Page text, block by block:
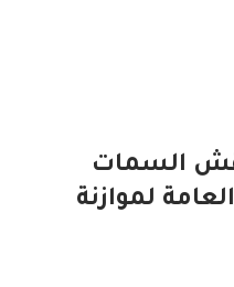
السمات
لموازنة